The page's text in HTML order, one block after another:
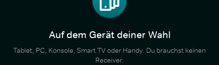
Auf dem Gerät deiner Wahl
Tablet, PC, Konsole, Smart TV oder Handy. Du brauchst keinen
Receiver.